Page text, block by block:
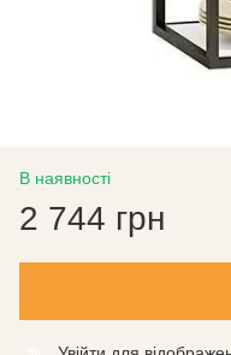
В наявності
2 744 грн